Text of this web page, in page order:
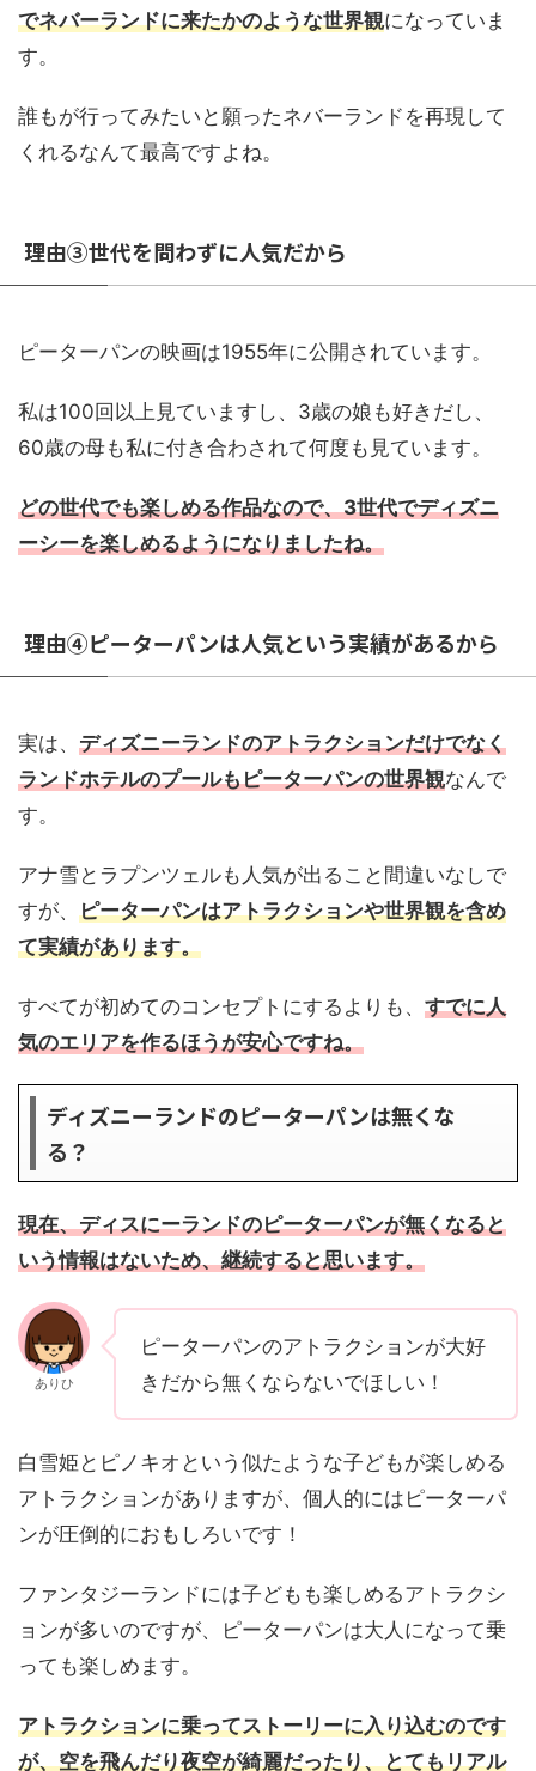
でネバーランドに来たかのような世界観になっていま
す。
誰もが行ってみたいと願ったネバーランドを再現して
くれるなんて最高ですよね。
理由③世代を問わずに人気だから
ピーターパンの映画は1955年に公開されています。
私は100回以上見ていますし、3歳の娘も好きだし、
60歳の母も私に付き合わされて何度も見ています。
どの世代でも楽しめる作品なので、3世代でディズニ
ーシーを楽しめるようになりましたね。
理由④ピーターパンは人気という実績があるから
実は、 ディズニーランドのアトラクションだけでなく
ランドホテルのプールもピーターパンの世界観なんで
す。
アナ雪とラプンツェルも人気が出ること間違いなしで
すが、 ピーターパンはアトラクションや世界観を含め
て実績があります。
すべてが初めてのコンセプトにするよりも、 すでに人
気のエリアを作るほうが安心ですね。
ディズニーランドのピーターパンは無くな
る？
現在、ディスにーランドのピーターパンが無くなると
いう情報はないため、継続すると思います。
ありひ
ピーターパンのアトラクションが大好
きだから無くならないでほしい！
白雪姫とピノキオという似たような子どもが楽しめる
アトラクションがありますが、個人的にはピーターパ
ンが圧倒的におもしろいです！
ファンタジーランドには子どもも楽しめるアトラクシ
ョンが多いのですが、ピーターパンは大人になって乗
っても楽しめます。
アトラクションに乗ってストーリーに入り込むのです
が、空を飛んだり夜空が綺麗だったり、とてもリアル